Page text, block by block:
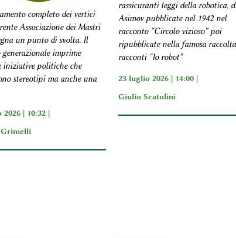
completo dei vertici
Associazione dei Mastri
un punto di svolta. Il
generazionale imprime
iniziative politiche che
stereotipi ma anche una
| 10:32 |
rassicuranti leggi della robotica,
Asimov pubblicate nel 1942 nel
racconto “Circolo vizioso” poi
ripubblicate nella famosa
racconti “Io robot”
23 luglio 2026 | 14:00 |
Giulio Scatolini